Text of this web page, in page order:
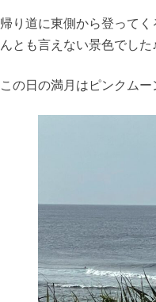
帰り道に東側から登って
んとも言えない景色でした
この日の満月はピンクムー